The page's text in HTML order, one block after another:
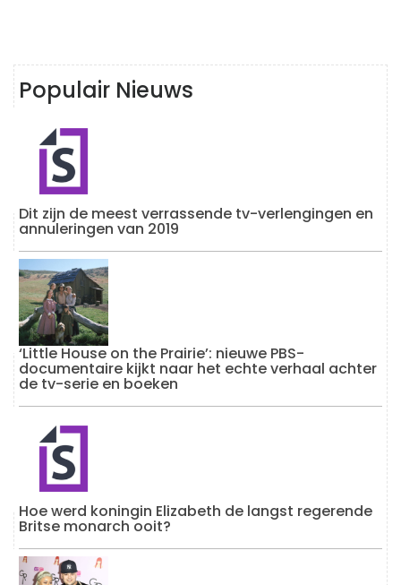
Populair Nieuws
Dit zijn de meest verrassende tv-verlengingen en
annuleringen van 2019
‘Little House on the Prairie’: nieuwe PBS-
documentaire kijkt naar het echte verhaal achter
de tv-serie en boeken
Hoe werd koningin Elizabeth de langst regerende
Britse monarch ooit?